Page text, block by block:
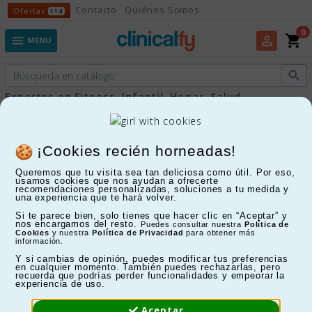
¡Cookies recién horneadas!
Queremos que tu visita sea tan deliciosa como útil. Por eso,
usamos cookies que nos ayudan a ofrecerte
recomendaciones personalizadas, soluciones a tu medida y
una experiencia que te hará volver.
Si te parece bien, solo tienes que hacer clic en “Aceptar” y
nos encargamos del resto.
Puedes consultar nuestra Política de
Cookies y nuestra Política de Privacidad para obtener más
información.
Y si cambias de opinión, puedes modificar tus preferencias
en cualquier momento. También puedes rechazarlas, pero
recuerda que podrías perder funcionalidades y empeorar la
experiencia de uso.
Ofertas 114 Ofertas
Contacto Quiénes Somos
 MENU perm_identity shopping_cart
0
Expertos en Fitness, Infantil, Hogar, Salud...

FILTRAR
Mostrando 1-24 de 104 artículo(s)